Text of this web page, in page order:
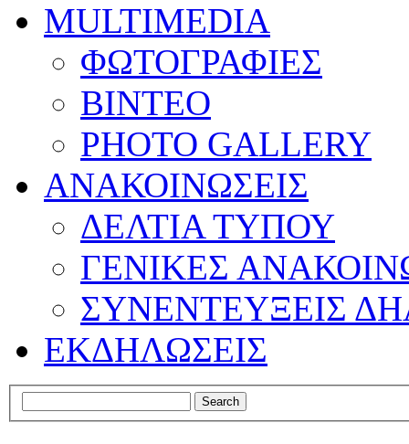
MULTIMEDIA
ΦΩΤΟΓΡΑΦΙΕΣ
ΒΙΝΤΕΟ
PHOTO GALLERY
ΑΝΑΚΟΙΝΩΣΕΙΣ
ΔΕΛΤΙΑ ΤΥΠΟΥ
ΓΕΝΙΚΕΣ
ΣΥΝΕΝΤΕΥΞΕΙΣ
ΕΚΔΗΛΩΣΕΙΣ